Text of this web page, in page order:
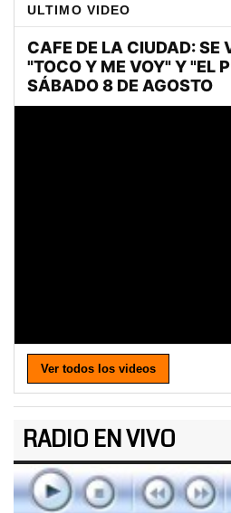
ULTIMO VIDEO
Ver todos los videos
RADIO EN VIVO